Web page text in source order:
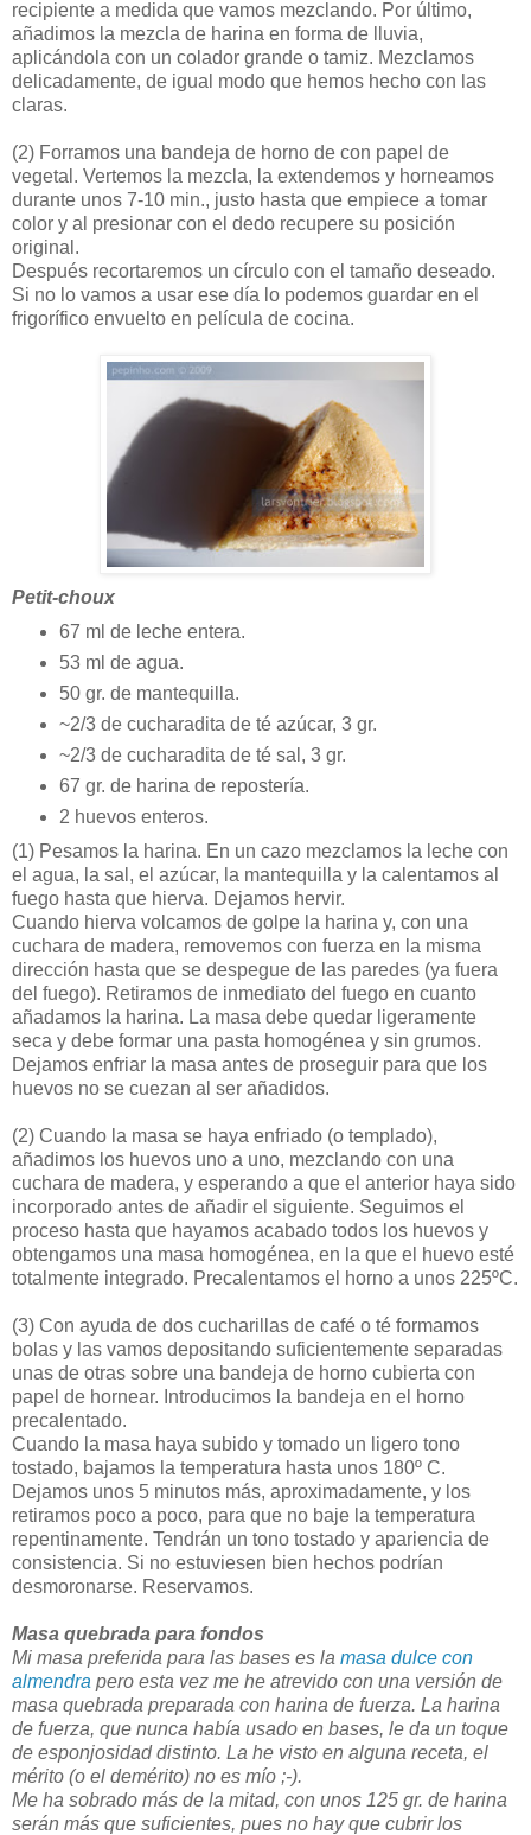
recipiente a medida que vamos mezclando. Por último,
añadimos la mezcla de harina en forma de lluvia,
aplicándola con un colador grande o tamiz. Mezclamos
delicadamente, de igual modo que hemos hecho con las
claras.
(2) Forramos una bandeja de horno de con papel de
vegetal. Vertemos la mezcla, la extendemos y horneamos
durante unos 7-10 min., justo hasta que empiece a tomar
color y al presionar con el dedo recupere su posición
original.
Después recortaremos un círculo con el tamaño deseado.
Si no lo vamos a usar ese día lo podemos guardar en el
frigorífico envuelto en película de cocina.
Petit-choux
67 ml de leche entera.
53 ml de agua.
50 gr. de mantequilla.
~2/3 de cucharadita de té azúcar, 3 gr.
~2/3 de cucharadita de té sal, 3 gr.
67 gr. de harina de repostería.
2 huevos enteros.
(1) Pesamos la harina. En un cazo mezclamos la leche con
el agua, la sal, el azúcar, la mantequilla y la calentamos al
fuego hasta que hierva. Dejamos hervir.
Cuando hierva volcamos de golpe la harina y, con una
cuchara de madera, removemos con fuerza en la misma
dirección hasta que se despegue de las paredes (ya fuera
del fuego). Retiramos de inmediato del fuego en cuanto
añadamos la harina. La masa debe quedar ligeramente
seca y debe formar una pasta homogénea y sin grumos.
Dejamos enfriar la masa antes de proseguir para que los
huevos no se cuezan al ser añadidos.
(2) Cuando la masa se haya enfriado (o templado),
añadimos los huevos uno a uno, mezclando con una
cuchara de madera, y esperando a que el anterior haya sido
incorporado antes de añadir el siguiente. Seguimos el
proceso hasta que hayamos acabado todos los huevos y
obtengamos una masa homogénea, en la que el huevo esté
totalmente integrado. Precalentamos el horno a unos 225ºC.
(3) Con ayuda de dos cucharillas de café o té formamos
bolas y las vamos depositando suficientemente separadas
unas de otras sobre una bandeja de horno cubierta con
papel de hornear. Introducimos la bandeja en el horno
precalentado.
Cuando la masa haya subido y tomado un ligero tono
tostado, bajamos la temperatura hasta unos 180º C.
Dejamos unos 5 minutos más, aproximadamente, y los
retiramos poco a poco, para que no baje la temperatura
repentinamente. Tendrán un tono tostado y apariencia de
consistencia. Si no estuviesen bien hechos podrían
desmoronarse. Reservamos.
Masa quebrada para fondos
Mi masa preferida para las bases es la masa dulce con
almendra pero esta vez me he atrevido con una versión de
masa quebrada preparada con harina de fuerza. La harina
de fuerza, que nunca había usado en bases, le da un toque
de esponjosidad distinto. La he visto en alguna receta, el
mérito (o el demérito) no es mío ;-).
Me ha sobrado más de la mitad, con unos 125 gr. de harina
serán más que suficientes, pues no hay que cubrir los